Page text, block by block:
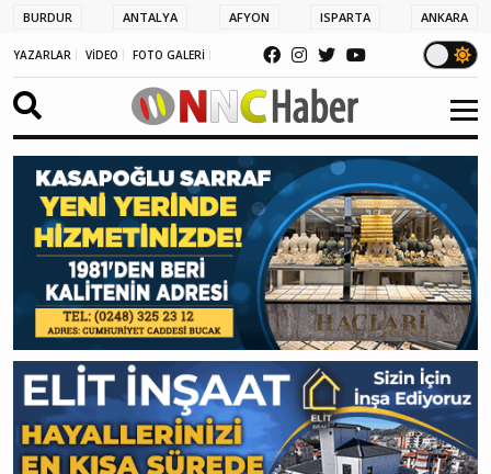
BURDUR ANTALYA AFYON ISPARTA ANKARA
YAZARLAR VİDEO FOTO GALERİ